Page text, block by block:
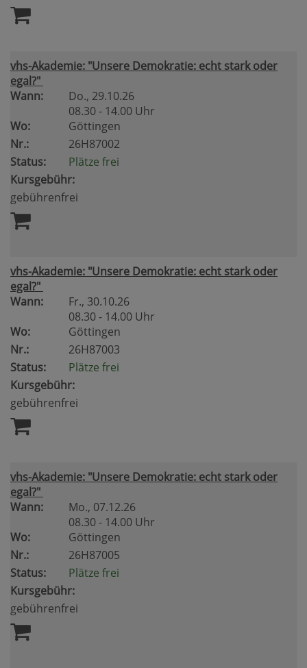
vhs-Akademie: "Unsere Demokratie: echt stark oder
egal?"
Wann:
Do., 29.10.26
08.30 - 14.00 Uhr
Wo:
Göttingen
Nr.:
26H87002
Status:
Plätze frei
Kursgebühr:
gebührenfrei
vhs-Akademie: "Unsere Demokratie: echt stark oder
egal?"
Wann:
Fr., 30.10.26
08.30 - 14.00 Uhr
Wo:
Göttingen
Nr.:
26H87003
Status:
Plätze frei
Kursgebühr:
gebührenfrei
vhs-Akademie: "Unsere Demokratie: echt stark oder
egal?"
Wann:
Mo., 07.12.26
08.30 - 14.00 Uhr
Wo:
Göttingen
Nr.:
26H87005
Status:
Plätze frei
Kursgebühr:
gebührenfrei